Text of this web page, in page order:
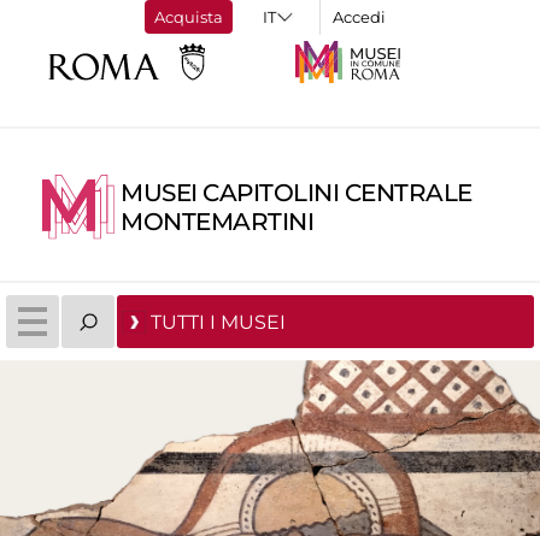
Acquista Accedi
MUSEI CAPITOLINI CENTRALE
MONTEMARTINI
TUTTI I MUSEI